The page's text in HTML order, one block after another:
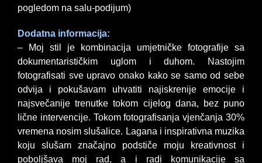
pogledom na salu-podijum)
Dodatna informacija:
– Moj stil je kombinacija umjetničke fotografije sa
dokumentarističkim uglom i duhom. Nastojim
fotografisati sve upravo onako kako se samo od sebe
odvija i pokušavam uhvatiti najiskrenije emocije i
najsvečanije trenutke tokom cijelog dana, bez puno
lične intervencije. Tokom fotografisanja vjenčanja 30%
vremena nosim slušalice. Lagana i inspirativna muzika
koju slušam značajno podstiče moju kreativnost i
poboljšava moj rad, a i radi komunikacije sa